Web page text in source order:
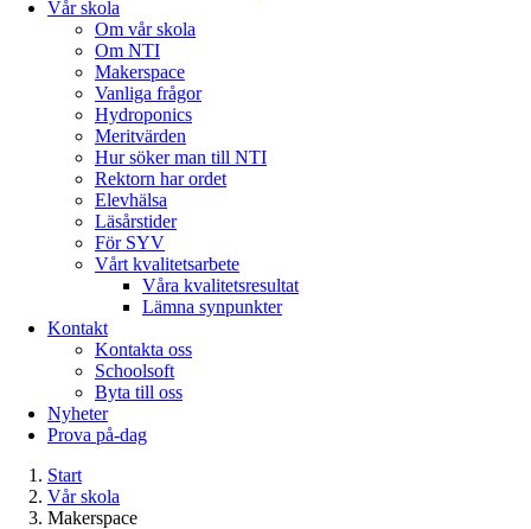
Vår skola
Om vår skola
Om NTI
Makerspace
Vanliga frågor
Hydroponics
Meritvärden
Hur söker man till NTI
Rektorn har ordet
Elevhälsa
Läsårstider
För SYV
Vårt kvalitetsarbete
Våra kvalitetsresultat
Lämna synpunkter
Kontakt
Kontakta oss
Schoolsoft
Byta till oss
Nyheter
Prova på-dag
Start
Vår skola
Makerspace